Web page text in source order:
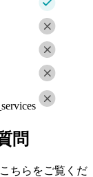
問
ちらをご覧くだ